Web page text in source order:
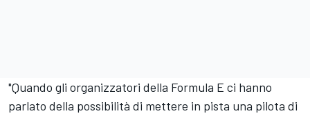
"Quando gli organizzatori della Formula E ci hanno
parlato della possibilità di mettere in pista una pilota di